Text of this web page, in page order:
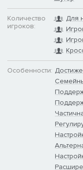
Шесть оболочек
Количество
игроков:
Для
Особенности: